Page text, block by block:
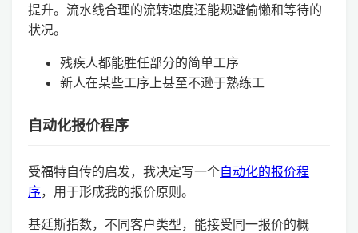
提升。流水线合理的流转速度还能规避偷懒和等待的
状况。
残疾人都能胜任部分的简单工序
新人在某些工序上甚至不逊于熟练工
自动化报价程序
受福特自传的启发，我决定写一个自动化的报价程
序，用于形成我的报价原则。
基廷斯指数，不同客户类型，能接受同一报价的概